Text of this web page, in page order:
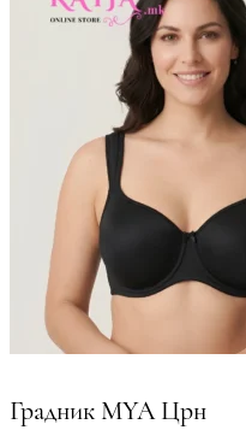
Градник MYA Црн